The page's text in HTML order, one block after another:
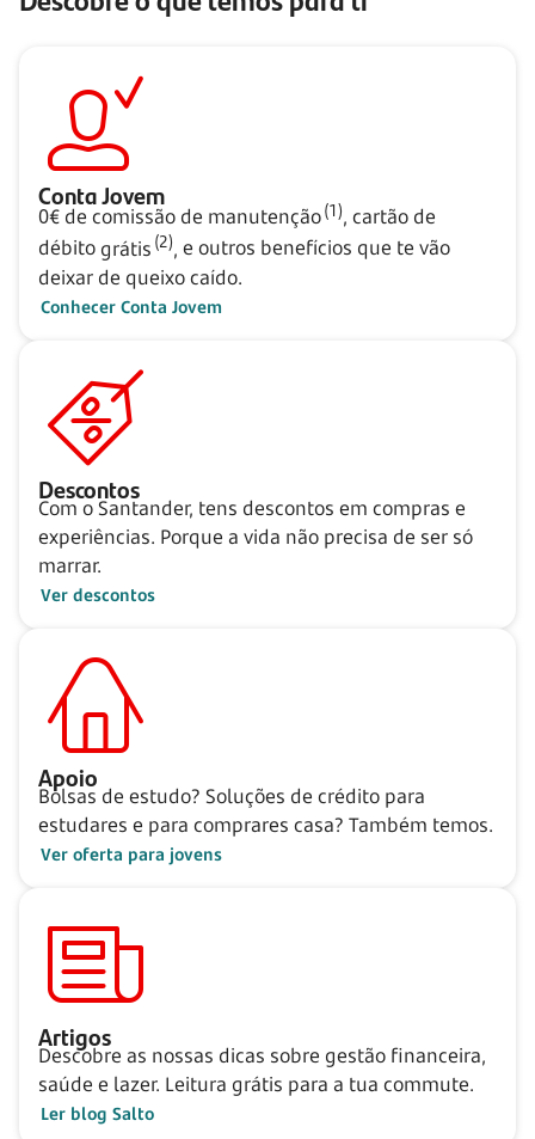
Conta Jovem
0€ de comissão de manutenção(1), cartão de
débito grátis (2), e outros benefícios que te vão
deixar de queixo caído.
Conhecer Conta Jovem
Descontos
Com o Santander, tens descontos em compras e
experiências. Porque a vida não precisa de ser só
marrar.
Ver descontos
Apoio
Bolsas de estudo? Soluções de crédito para
estudares e para comprares casa? Também temos.
Ver oferta para jovens
Artigos
Descobre as nossas dicas sobre gestão financeira,
saúde e lazer. Leitura grátis para a tua commute.
Ler blog Salto